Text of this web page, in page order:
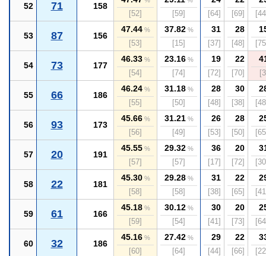
52 71 158
[52] [59] [64] [69]
53 87 156
47.44%
[53]
37.82%
[15]
31
[37]
28
[48]
54 73 177
46.33%
[54]
23.16%
[74]
19
[72]
22
[70]
55 66 186
46.24%
[55]
31.18%
[50]
28
[48]
30
[38]
56 93 173
45.66%
[56]
31.21%
[49]
26
[53]
28
[50]
57 20 191
45.55%
[57]
29.32%
[57]
36
[17]
20
[72]
58 22 181
45.30%
[58]
29.28%
[58]
31
[38]
22
[65]
59 61 166
45.18%
[59]
30.12%
[54]
30
[41]
20
[73]
60 32 186
45.16%
[60]
27.42%
[64]
29
[44]
22
[66]